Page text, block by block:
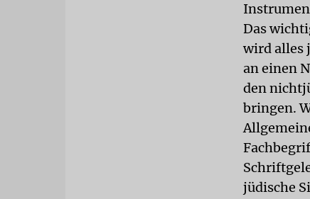
Das
wird alles
an einen
den
bringen.
jüdische